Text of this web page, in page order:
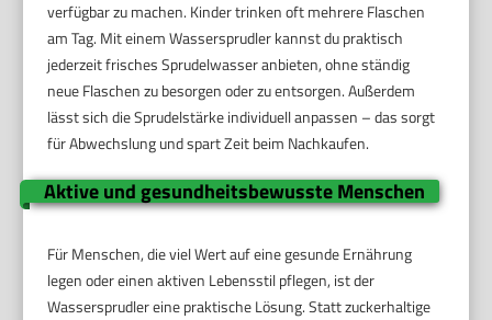
verfügbar zu machen. Kinder trinken oft mehrere Flaschen
am Tag. Mit einem Wassersprudler kannst du praktisch
jederzeit frisches Sprudelwasser anbieten, ohne ständig
neue Flaschen zu besorgen oder zu entsorgen. Außerdem
lässt sich die Sprudelstärke individuell anpassen – das sorgt
für Abwechslung und spart Zeit beim Nachkaufen.
Aktive und gesundheitsbewusste Menschen
Für Menschen, die viel Wert auf eine gesunde Ernährung
legen oder einen aktiven Lebensstil pflegen, ist der
Wassersprudler eine praktische Lösung. Statt zuckerhaltige